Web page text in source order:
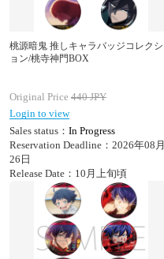
桃源暗鬼 推しキャラバッジコレクシ
ョン/桃寺神門BOX
Original Price 440JPY
Login to view
Sales status： In Progress
Reservation Deadline：2026年08月
26日
Release Date：10月上旬頃